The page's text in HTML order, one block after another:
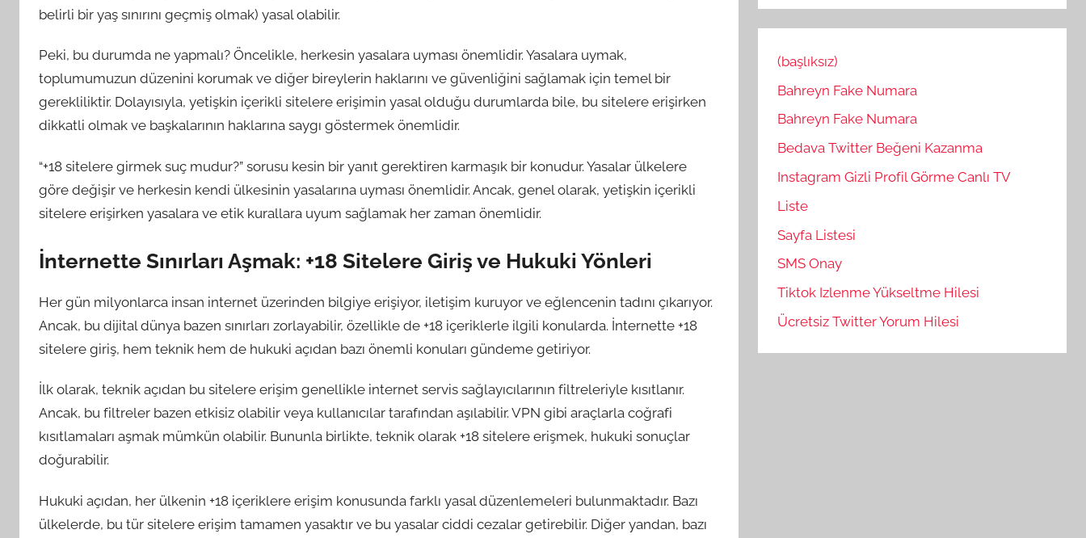
belirli bir yaş sınırını geçmiş olmak) yasal olabilir.
Peki, bu durumda ne yapmalı? Öncelikle, herkesin yasalara uyması önemlidir. Yasalara uymak,
toplumumuzun düzenini korumak ve diğer bireylerin haklarını ve güvenliğini sağlamak için temel bir
gerekliliktir. Dolayısıyla, yetişkin içerikli sitelere erişimin yasal olduğu durumlarda bile, bu sitelere erişirken
dikkatli olmak ve başkalarının haklarına saygı göstermek önemlidir.
“+18 sitelere girmek suç mudur?” sorusu kesin bir yanıt gerektiren karmaşık bir konudur. Yasalar ülkelere
göre değişir ve herkesin kendi ülkesinin yasalarına uyması önemlidir. Ancak, genel olarak, yetişkin içerikli
sitelere erişirken yasalara ve etik kurallara uyum sağlamak her zaman önemlidir.
İnternette Sınırları Aşmak: +18 Sitelere Giriş ve Hukuki Yönleri
Her gün milyonlarca insan internet üzerinden bilgiye erişiyor, iletişim kuruyor ve eğlencenin tadını çıkarıyor.
Ancak, bu dijital dünya bazen sınırları zorlayabilir, özellikle de +18 içeriklerle ilgili konularda. İnternette +18
sitelere giriş, hem teknik hem de hukuki açıdan bazı önemli konuları gündeme getiriyor.
İlk olarak, teknik açıdan bu sitelere erişim genellikle internet servis sağlayıcılarının filtreleriyle kısıtlanır.
Ancak, bu filtreler bazen etkisiz olabilir veya kullanıcılar tarafından aşılabilir. VPN gibi araçlarla coğrafi
kısıtlamaları aşmak mümkün olabilir. Bununla birlikte, teknik olarak +18 sitelere erişmek, hukuki sonuçlar
doğurabilir.
Hukuki açıdan, her ülkenin +18 içeriklere erişim konusunda farklı yasal düzenlemeleri bulunmaktadır. Bazı
ülkelerde, bu tür sitelere erişim tamamen yasaktır ve bu yasalar ciddi cezalar getirebilir. Diğer yandan, bazı
(başlıksız)
Bahreyn Fake Numara
Bahreyn Fake Numara
Bedava Twitter Beğeni Kazanma
Instagram Gizli Profil Görme Canlı TV
Liste
Sayfa Listesi
SMS Onay
Tiktok Izlenme Yükseltme Hilesi
Ücretsiz Twitter Yorum Hilesi